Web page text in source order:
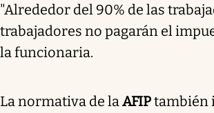
"Alrededor del 90% de las
trabajadores no pagarán el
la funcionaria.
La normativa de la AFIPtambién